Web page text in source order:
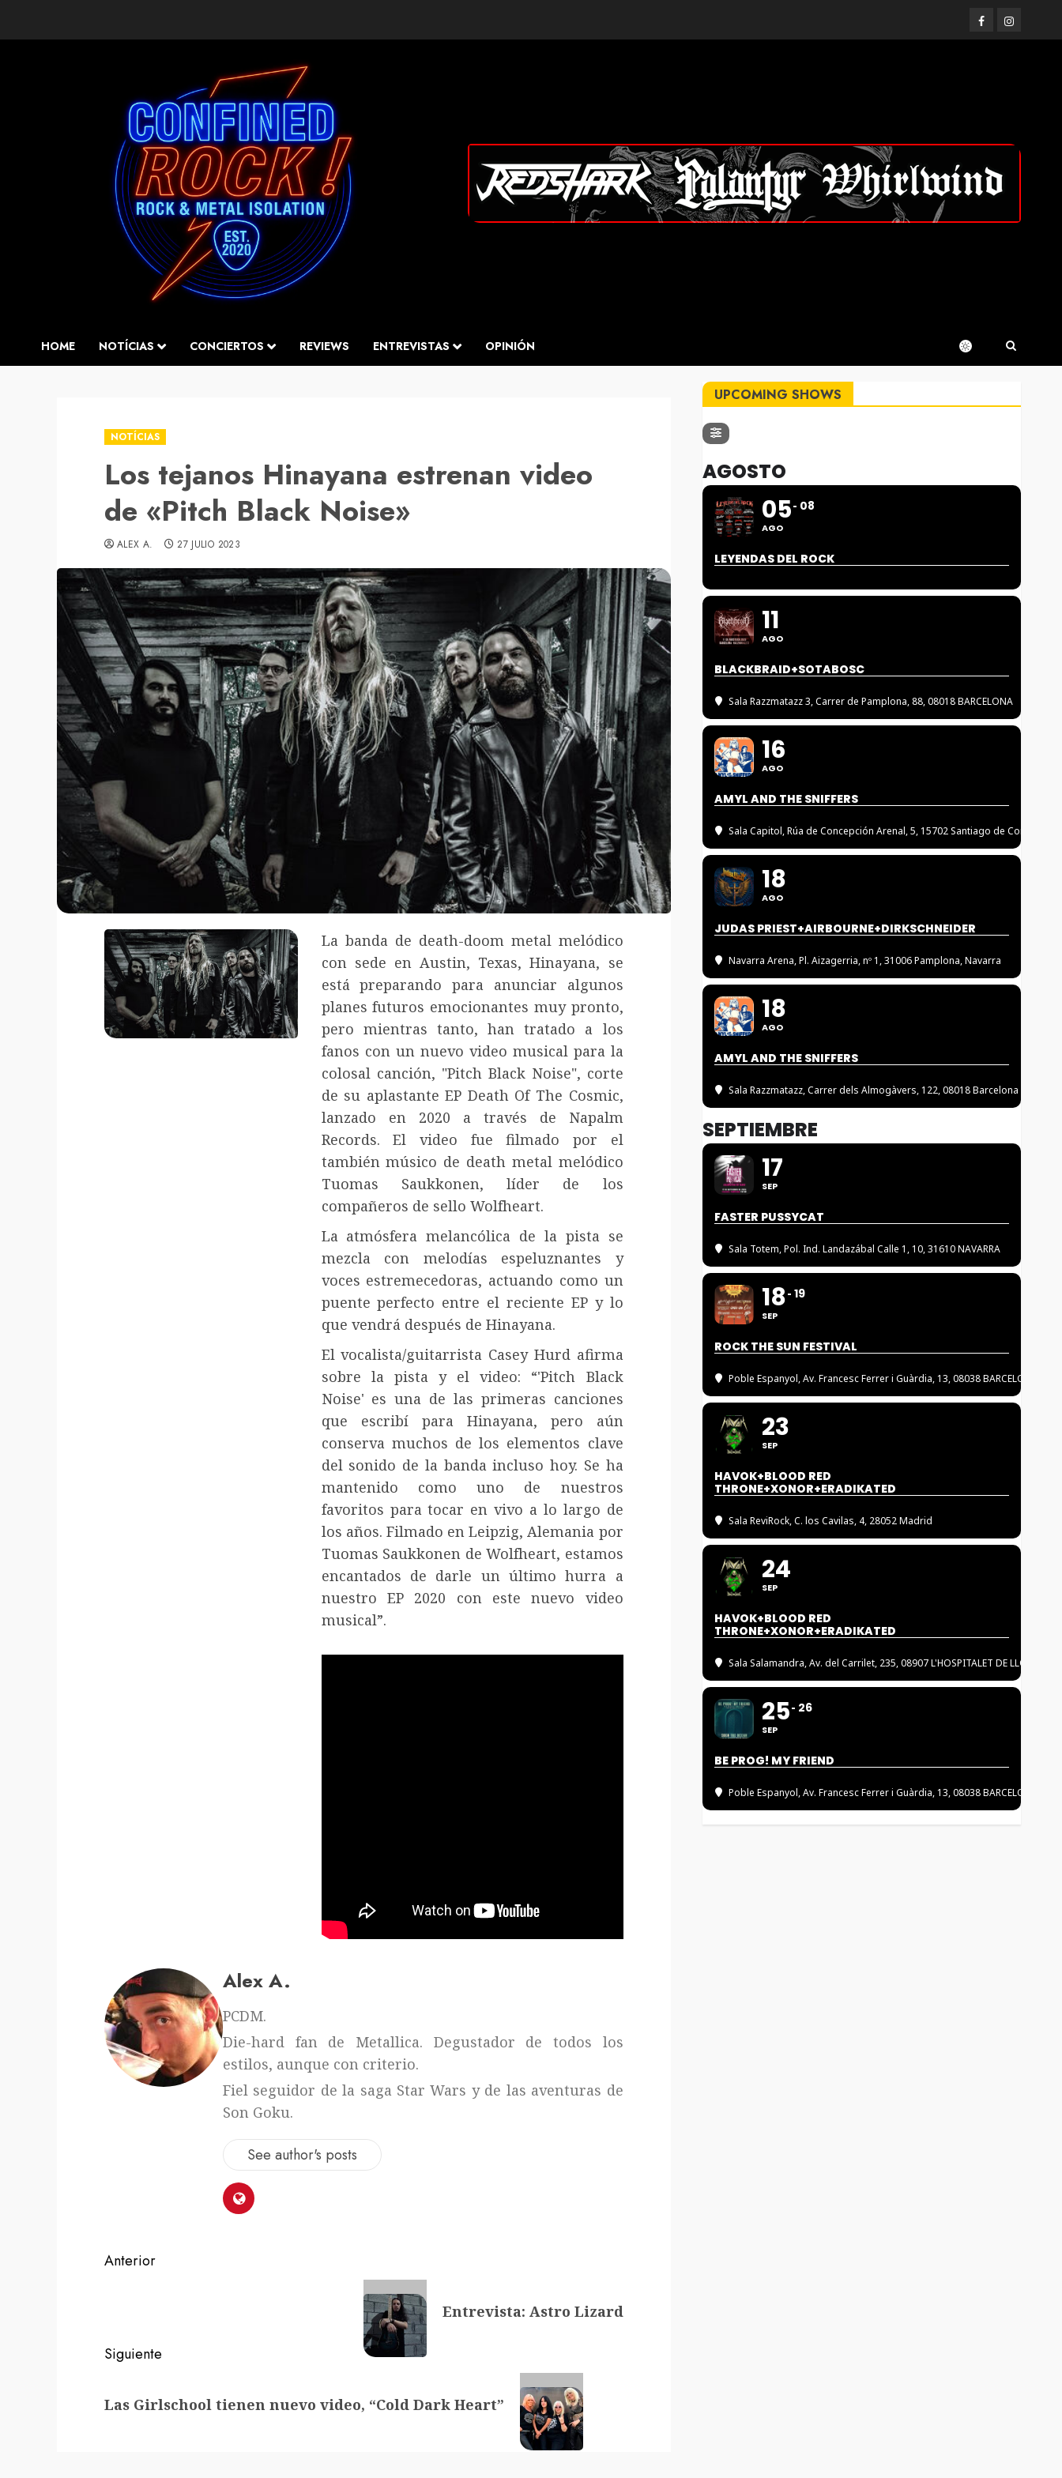
FacebookInstagram
HOME NOTÍCIAS CONCIERTOS REVIEWS ENTREVISTAS OPINIÓN
NOTÍCIAS
Los tejanos Hinayana estrenan video
de «Pitch Black Noise»
ALEX A. 27 JULIO 2023
La banda de death-doom metal melódico
con sede en Austin, Texas, Hinayana, se
está preparando para anunciar algunos
planes futuros emocionantes muy pronto,
pero mientras tanto, han tratado a los
fanos con un nuevo video musical para la
colosal canción, "Pitch Black Noise", corte
de su aplastante EP Death Of The Cosmic,
lanzado en 2020 a través de Napalm
Records. El video fue filmado por el
también músico de death metal melódico
Tuomas Saukkonen, líder de los
compañeros de sello Wolfheart.
La atmósfera melancólica de la pista se
mezcla con melodías espeluznantes y
voces estremecedoras, actuando como un
puente perfecto entre el reciente EP y lo
que vendrá después de Hinayana.
El vocalista/guitarrista Casey Hurd afirma
sobre la pista y el video: “'Pitch Black
Noise' es una de las primeras canciones
que escribí para Hinayana, pero aún
conserva muchos de los elementos clave
del sonido de la banda incluso hoy. Se ha
mantenido como uno de nuestros
favoritos para tocar en vivo a lo largo de
los años. Filmado en Leipzig, Alemania por
Tuomas Saukkonen de Wolfheart, estamos
encantados de darle un último hurra a
nuestro EP 2020 con este nuevo video
musical”.
Alex A.
PCDM.
Die-hard fan de Metallica. Degustador de todos los
estilos, aunque con criterio.
Fiel seguidor de la saga Star Wars y de las aventuras de
Son Goku.
See author's posts
Navegación
Anterior
Entrevista: Astro Lizard
Siguiente
entrada:
Las Girlschool tienen nuevo video, “Cold Dark Heart”
UPCOMING SHOWS
AGOSTO
05
AGO
08
LEYENDAS DEL ROCK
11
AGO
BLACKBRAID+SOTABOSC
Sala Razzmatazz 3, Carrer de Pamplona, 88, 08018 BARCELONA
16
AGO
AMYL AND THE SNIFFERS
Sala Capitol, Rúa de Concepción Arenal, 5, 15702 Santiago de
18
AGO
JUDAS PRIEST+AIRBOURNE+DIRKSCHNEIDER
Navarra Arena, Pl. Aizagerria, nº 1, 31006 Pamplona, Navarra
18
AGO
AMYL AND THE SNIFFERS
Sala Razzmatazz, Carrer dels Almogàvers, 122, 08018 Barcelona
SEPTIEMBRE
17
SEP
FASTER PUSSYCAT
Sala Totem, Pol. Ind. Landazábal Calle 1, 10, 31610 NAVARRA
18
SEP
19
ROCK THE SUN FESTIVAL
Poble Espanyol, Av. Francesc Ferrer i Guàrdia, 13, 08038 BARCELONA
23
SEP
HAVOK+BLOOD RED
THRONE+XONOR+ERADIKATED
Sala ReviRock, C. los Cavilas, 4, 28052 Madrid
24
SEP
HAVOK+BLOOD RED
THRONE+XONOR+ERADIKATED
Sala Salamandra, Av. del Carrilet, 235, 08907 L'HOSPITALET DE LLOBREGAT
25
SEP
26
BE PROG! MY FRIEND
Poble Espanyol, Av. Francesc Ferrer i Guàrdia, 13, 08038 BARCELONA